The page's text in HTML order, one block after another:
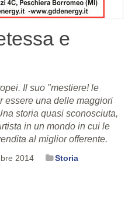
e
Il suo "mestiere! le
essere una delle maggiori
storia quasi sconosciuta,
in un mondo in cui le
al miglior offerente.
2014 Storia